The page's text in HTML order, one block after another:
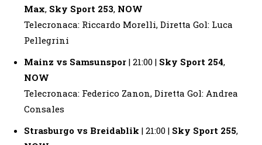
Max, Sky Sport 253, NOW
Telecronaca: Riccardo Morelli, Diretta Gol: Luca
Pellegrini
Mainz vs Samsunspor | 21:00 | Sky Sport 254,
NOW
Telecronaca: Federico Zanon, Diretta Gol: Andrea
Consales
Strasburgo vs Breidablik | 21:00 | Sky Sport 255,